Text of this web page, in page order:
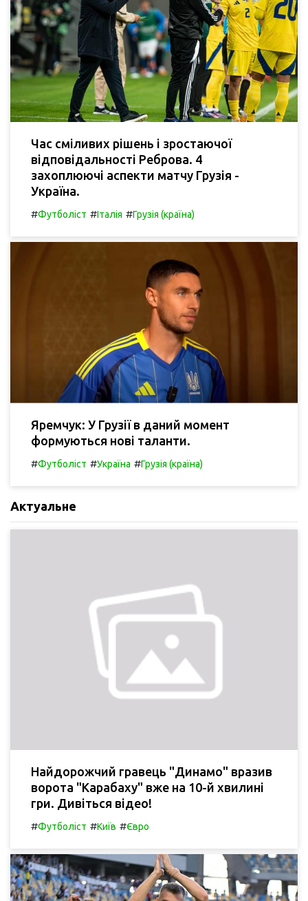
Час сміливих рішень і зростаючої
відповідальності Реброва. 4
захоплюючі аспекти матчу Грузія -
Україна.
#Футболіст #Італія #Грузія (країна)
Яремчук: У Грузії в даний момент
формуються нові таланти.
#Футболіст #Україна #Грузія (країна)
Актуальне
Найдорожчий гравець "Динамо" вразив
ворота "Карабаху" вже на 10-й хвилині
гри. Дивіться відео!
#Футболіст #Київ #Євро